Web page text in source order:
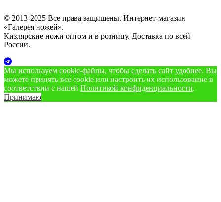
© 2013-2025 Все права защищены. Интернет-магазин
«Галерея ножей».
Кизлярские ножи оптом и в розницу. Доставка по всей
России.
Мы используем cookie‑файлы, чтобы сделать сайт удобнее. Вы
можете принять все cookie или настроить их использование в
соответствии с нашей Политикой конфиденциальности.
Принимаю